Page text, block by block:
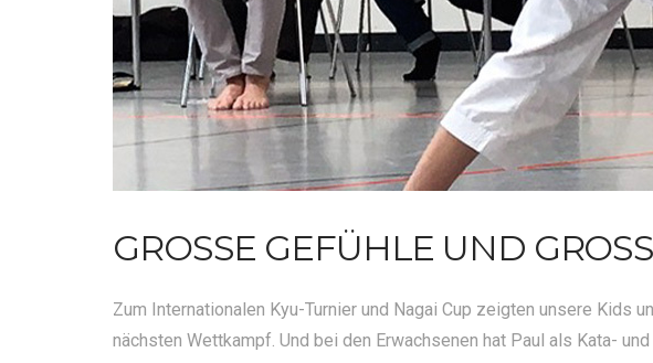
GROSSE GEFÜHLE UND
Zum Internationalen Kyu-Turnier und Nagai Cup zeigten unsere
nächsten Wettkampf. Und bei den Erwachsenen hat Paul als Kata-